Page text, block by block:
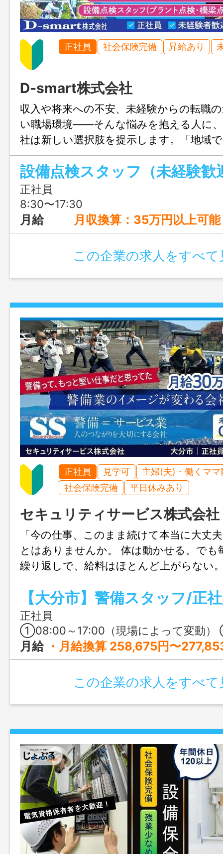
正社員 社会保険完備 昇給あり
D-smart株式会社
収入や将来への不安、未経験からの転職
い職場環境——そんな悩みを抱える人に
社は新しい選択肢を提示します。「地域
を支給したい」という想いで設立され、
活躍中。学歴・資格・経験は不問で、一
向き合う会社です。
正社員
8:30〜17:30
月給 月収換算：35万円以上可能 詳細は給与モデ
この企業の求人をすべて
正社員 見学可
主婦(夫)・働くママ
社会保険完備
平日休みあり
セキュリティサービス株式会社
「今の仕事、このまま続けて本当に大丈
とはありませんか。 体は動かせる。でも
繰り返しで、給料はほとんど上がらない
方の多くが、そんな状況にいます。 そん
ています。
正社員
①08:00～17:00（現場によって変動） ②21:00〜06:00
月給 ・月給換算 258,675円〜277,853円（日勤） 【内訳】 日給：10,400円〜11,120円 × 22日 住宅手当：5,000円 扶養手当：10,000円 家族手当：10,000円（子供2人） 資格手当：〜3,000円 昼時間外（3時間分） ーーーーーーーーーー ・月給換算 297,675円〜319,553円（日勤22日・夜勤3日の場合） 【内訳】
この企業の求人をすべて